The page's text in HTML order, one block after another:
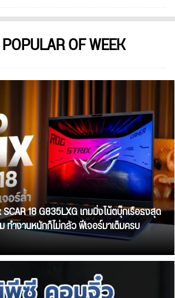
OF WEEK
18 G835LXG เกมมิ่งโน้ตบุ๊กเรือธงสุด
ำงานหนักก็ไม่กลัว ฟีเจอร์มาเต็มครบ